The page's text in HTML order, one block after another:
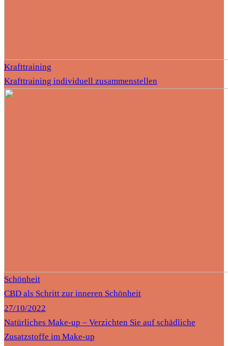
Krafttraining
Krafttraining individuell zusammenstellen
Schönheit
CBD als Schritt zur inneren Schönheit
27/10/2022
Natürliches Make-up – Verzichten Sie auf schädliche
Zusatzstoffe im Make-up